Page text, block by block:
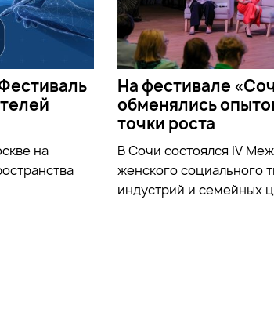
на
На фестивале
обменялись
точки роста
В Сочи состоялся IV
женского социального
индустрий и семейных